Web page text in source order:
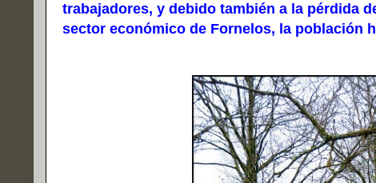
trabajadores, y debido también a la pérdida
sector económico de Fornelos, la población